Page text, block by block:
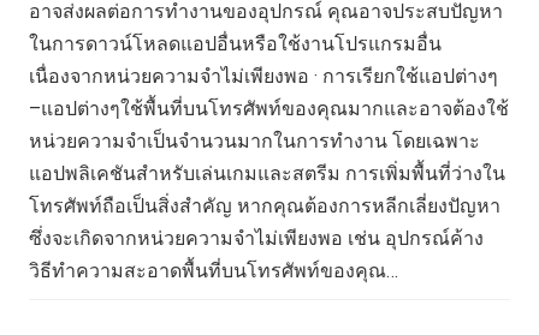
อาจส่งผลต่อการทำงานของอุปกรณ์ คุณอาจประสบปัญหา
ในการดาวน์โหลดแอปอื่นหรือใช้งานโปรแกรมอื่น
เนื่องจากหน่วยความจำไม่เพียงพอ · การเรียกใช้แอปต่างๆ
–แอปต่างๆใช้พื้นที่บนโทรศัพท์ของคุณมากและอาจต้องใช้
หน่วยความจำเป็นจำนวนมากในการทำงาน โดยเฉพาะ
แอปพลิเคชันสำหรับเล่นเกมและสตรีม การเพิ่มพื้นที่ว่างใน
โทรศัพท์ถือเป็นสิ่งสำคัญ หากคุณต้องการหลีกเลี่ยงปัญหา
ซึ่งจะเกิดจากหน่วยความจำไม่เพียงพอ เช่น อุปกรณ์ค้าง
วิธีทำความสะอาดพื้นที่บนโทรศัพท์ของคุณ…